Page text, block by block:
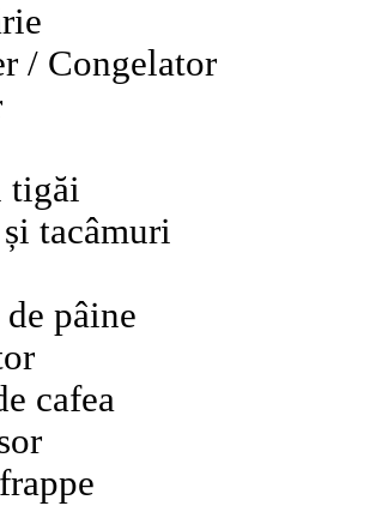
/ Congelator
tigăi
tacâmuri
pâine
cafea